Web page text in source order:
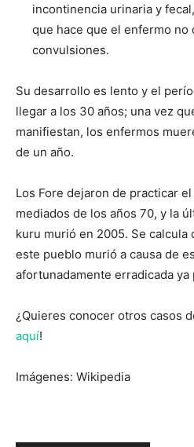
incontinencia urinaria y
que hace que el enfermo no
convulsiones.
Su desarrollo es lento y el
llegar a los 30 años; una vez
manifiestan, los enfermos
de un año.
Los Fore dejaron de practicar
mediados de los años 70, y la
kuru murió en 2005. Se calcula
este pueblo murió a causa de
afortunadamente erradicada ya
¿Quieres conocer otros casos
aquí!
Imágenes: Wikipedia